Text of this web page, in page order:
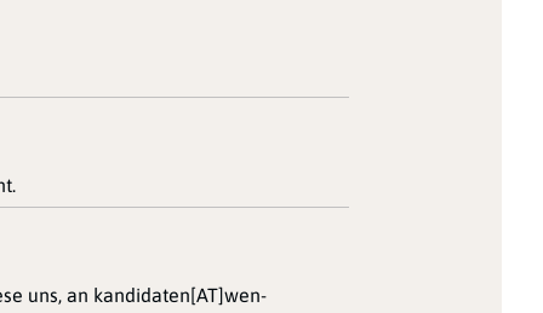
uns, an kandidaten[AT]wen-